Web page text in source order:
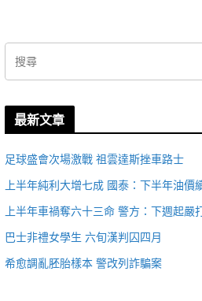
最新文章
足球盛會次場激戰 祖雲達斯挫車路士
上半年純利大增七成 國泰：下半年油價
上半年車禍奪六十三命 警方：下週起嚴
巴士非禮女學生 六旬漢判囚四月
希愈調亂胚胎樣本 警改列詐騙案